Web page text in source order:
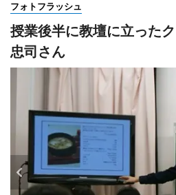
フォトフラッシュ
授業後半に教壇に立った
忠司さん